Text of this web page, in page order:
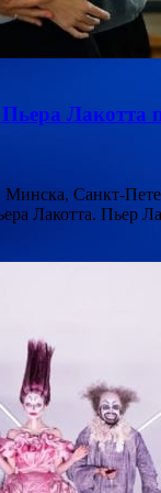
Лакотта
Санкт-
Лакотта. Пьер